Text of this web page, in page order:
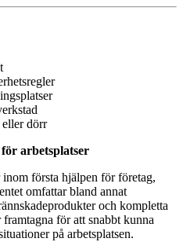
eller dörr
arbetsplatser
första hjälpen för företag,
omfattar bland annat
och kompletta
för att snabbt kunna
på arbetsplatsen.